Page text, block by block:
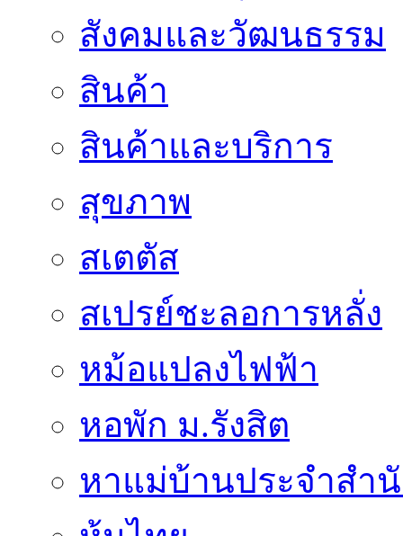
สังคมและวัฒนธรรม
สินค้า
สินค้าและบริการ
สุขภาพ
สเตตัส
สเปรย์ชะลอการหลั่ง
หม้อแปลงไฟฟ้า
หอพัก ม.รังสิต
หาแม่บ้านประจำสำ